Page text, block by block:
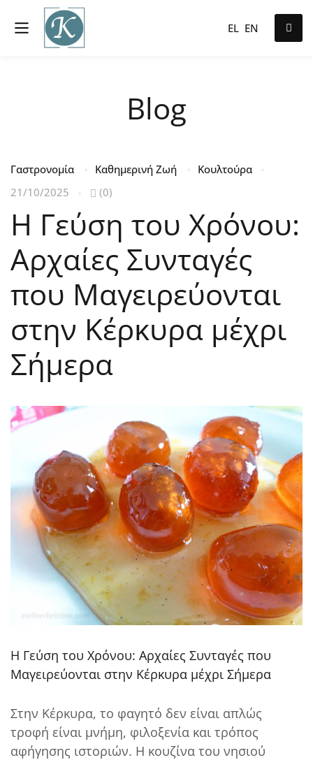
EL EN
Blog
Γαστρονομία Καθημερινή Ζωή
Κουλτούρα
21/10/2025
(0)
Η Γεύση του Χρόνου:
Αρχαίες Συνταγές
που Μαγειρεύονται
στην Κέρκυρα μέχρι
Σήμερα
Η Γεύση του Χρόνου: Αρχαίες Συνταγές που
Μαγειρεύονται στην Κέρκυρα μέχρι Σήμερα
Στην Κέρκυρα, το φαγητό δεν είναι απλώς
τροφή είναι μνήμη, φιλοξενία και τρόπος
αφήγησης ιστοριών. Η κουζίνα του νησιού